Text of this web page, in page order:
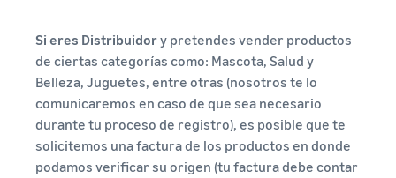
Si eres Distribuidory pretendes vender productos
de ciertas categorías como: Mascota, Salud y
Belleza, Juguetes, entre otras (nosotros te lo
comunicaremos en caso de que sea necesario
durante tu proceso de registro), es posible que te
solicitemos una factura de los productos en donde
podamos verificar su origen (tu factura debe contar